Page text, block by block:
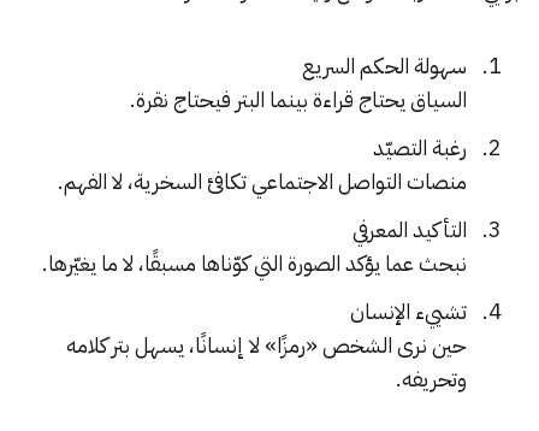
سهولة الحكم السريع
السياق يحتاج قراءة بينما البتر فيحتاج نقرة.
رغبة التصيّد
منصات التواصل الاجتماعي تكافئ السخرية، لا الفهم.
التأكيد المعرفي
نبحث عما يؤكد الصورة التي كوّناها مسبقًا، لا ما يغيّرها.
تشييء الإنسان
حين نرى الشخص «رمزًا» لا إنسانًا، يسهل بتر كلامه
وتحريفه.